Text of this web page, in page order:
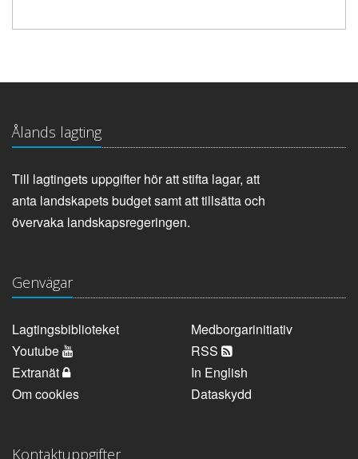
Ålands lagting
Till lagtingets uppgifter hör att stifta lagar, att
anta landskapets budget samt att tillsätta och
övervaka landskapsregeringen.
Genvägar
Lagtingsbiblioteket
Medborgarinitiativ
Youtube
RSS
Extranät
In English
Om cookies
Dataskydd
Kontaktuppgifter